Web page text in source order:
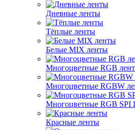
Дневные ленты
Тёплые ленты
Белые MIX ленты
Многоцветные RGB
Многоцветные RGBW
Многоцветные RGB SPI
Красные ленты